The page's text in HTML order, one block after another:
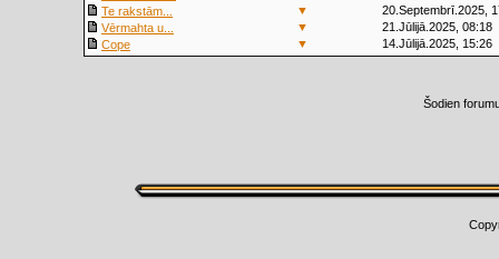
Te rakstām...
▼
20.Septembrī.2025,
Vērmahta u...
▼
21.Jūlijā.2025, 08:18
Cope
▼ 14.Jūlijā.2025, 15:26
Šodien